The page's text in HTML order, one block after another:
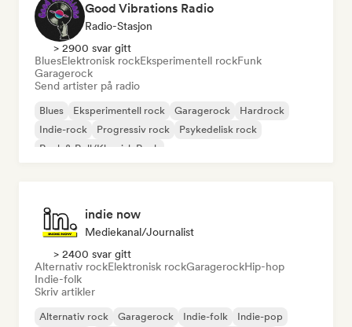
Good Vibrations Radio
Radio-Stasjon
> 2900 svar gitt
BluesElektronisk rockEksperimentell rockFunk
Garagerock
Send artister på radio
Blues Eksperimentell rock Garagerock
Hardrock
Indie-rock
Progressiv rock
Psykedelisk rock
Rock & Roll/Klassisk Rock
indie now
Mediekanal/journalist
> 2400 svar gitt
Alternativ rockElektronisk rockGaragerockHip-hop
Indie-folk
Skriv artikler
Alternativ rock Garagerock Indie-folk
Indie-pop